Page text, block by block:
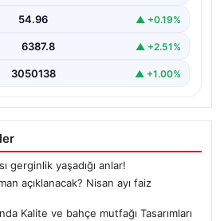
54.96 ▲ +0.19%
6387.8 ▲ +2.51%
3050138 ▲ +1.00%
gerginlik yaşadığı anlar!
açıklanacak? Nisan ayı faiz
Kalite ve bahçe mutfağı Tasarımları